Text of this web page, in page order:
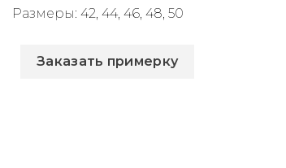
Размеры: 42, 44, 46, 48, 50
Заказать примерку